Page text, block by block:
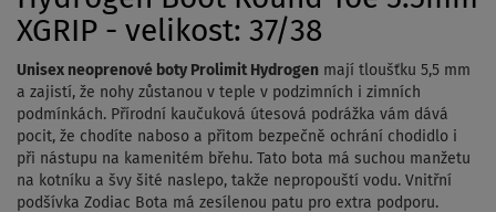
XGRIP - velikost: 37/38
Unisex neoprenové boty Prolimit Hydrogen mají tloušťku 5,5 mm
a zajistí, že nohy zůstanou v teple v podzimních i zimních
podmínkách. Přírodní kaučuková útesová podrážka vám dává
pocit, že chodíte naboso a přitom bezpečně ochrání chodidlo i
při nástupu na kamenitém břehu. Tato bota má suchou manžetu
na kotníku a švy šité naslepo, takže nepropouští vodu. Vnitřní
podšívka Zodiac Bota má zesílenou patu pro extra podporu.